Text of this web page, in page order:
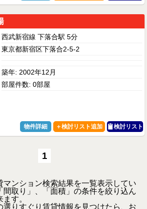
西武新宿線 下落合駅 5分
東京都新宿区下落合2-5-2
築年: 2002年12月
部屋件数: 0部屋
物件詳細 検討リスト
1
マンション検索結果を一覧表示してい
間取り」、「面積」の条件を絞り込ん
す。
選りすぐり賃貸情報を見つけたら、お